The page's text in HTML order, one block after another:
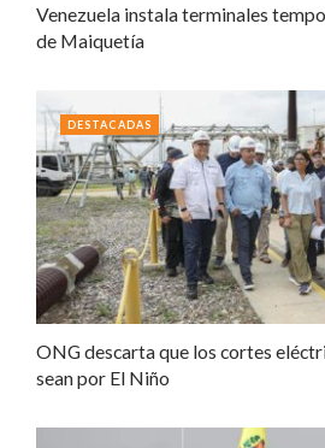
Venezuela instala terminales
de Maiquetía
ONG descarta que los cortes
sean por El Niño
DESTACADAS